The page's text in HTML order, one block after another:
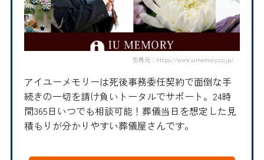
引用元：https://www.iumemory.co.jp/
アイユーメモリーは死後事務委任契約で面倒な手
続きの一切を請け負いトータルでサポート。24時
間365日いつでも相談可能！葬儀当日を想定した見
積もりが分かりやすい葬儀屋さんです。